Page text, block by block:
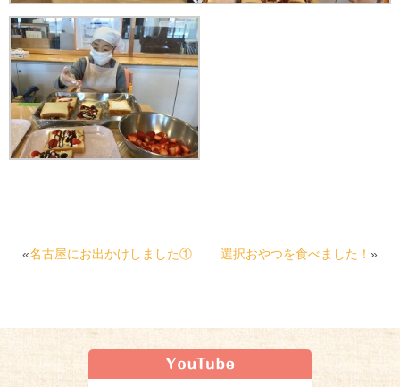
«名古屋にお出かけしました① 選択おやつを食べました！ »